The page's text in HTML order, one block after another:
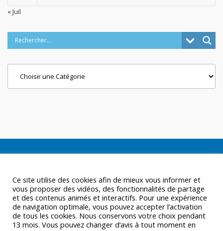
« Juil
Ce site utilise des cookies afin de mieux vous informer et
vous proposer des vidéos, des fonctionnalités de partage
et des contenus animés et interactifs. Pour une expérience
de navigation optimale, vous pouvez accepter l’activation
de tous les cookies. Nous conservons votre choix pendant
13 mois. Vous pouvez changer d’avis à tout moment en